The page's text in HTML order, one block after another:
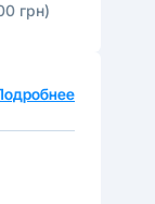
грн)